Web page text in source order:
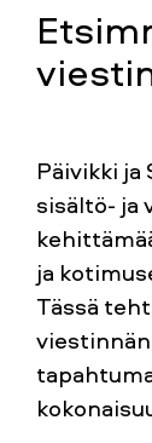
Päivikki ja
sisältö- ja
ja
Tässä